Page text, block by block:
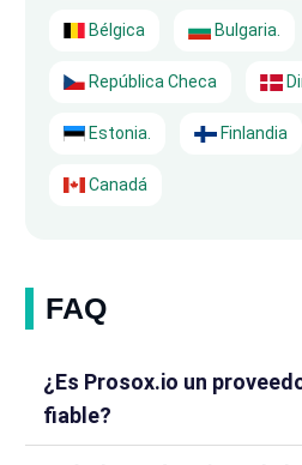
Bélgica Bulgaria.
República Checa
Estonia. Finlandia
Canadá
FAQ
¿Es Prosox.io un
fiable?